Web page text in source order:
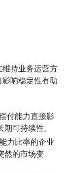
持业务运营方
响稳定性有助
付能力直接影
可持续性。
力比率的企业
然的市场变